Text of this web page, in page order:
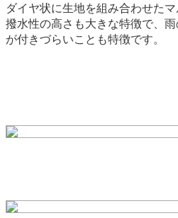
ダイヤ状に生地を組み合わせた
撥水性の高さも大きな特徴で、
が付きづらいことも特徴です。